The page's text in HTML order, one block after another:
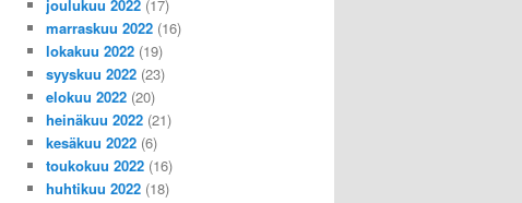
joulukuu 2022 (17)
marraskuu 2022 (16)
lokakuu 2022 (19)
syyskuu 2022 (23)
elokuu 2022 (20)
heinäkuu 2022 (21)
kesäkuu 2022 (6)
toukokuu 2022 (16)
huhtikuu 2022 (18)